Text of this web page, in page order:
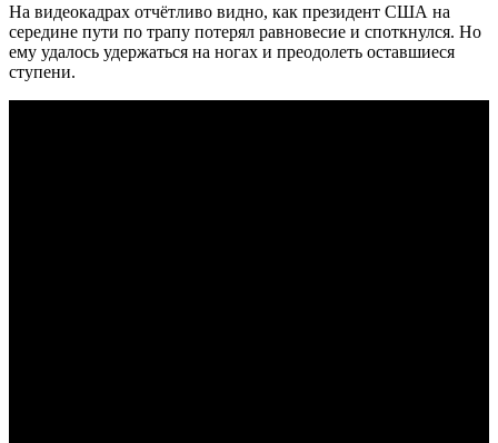
На видеокадрах отчётливо видно, как президент США на
середине пути по трапу потерял равновесие и споткнулся. Но
ему удалось удержаться на ногах и преодолеть оставшиеся
ступени.